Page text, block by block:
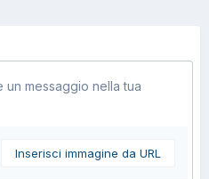
messaggio nella tua
Inserisci immagine da URL